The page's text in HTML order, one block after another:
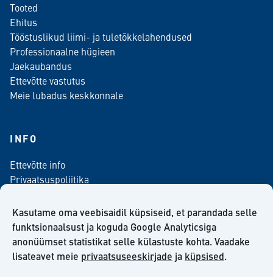
Kasutame oma veebisaidil küpsiseid, et parandada selle
funktsionaalsust ja koguda Google Analyticsiga
anonüümset statistikat selle külastuste kohta. Vaadake
lisateavet meie privaatsuseeskirjade ja küpsised.
Tooted
Ehitus
Tööstuslikud liimi- ja tuletõkkelahendused
Professionaalne hügieen
Jaekaubandus
Ettevõtte vastutus
Meie lubadus keskkonnale
INFO
Ettevõtte info
Privaatsuspoliitika
Meediale
Telli meie uudiskiri
Kiilto Eesti OÜ müügilepingu tingimused